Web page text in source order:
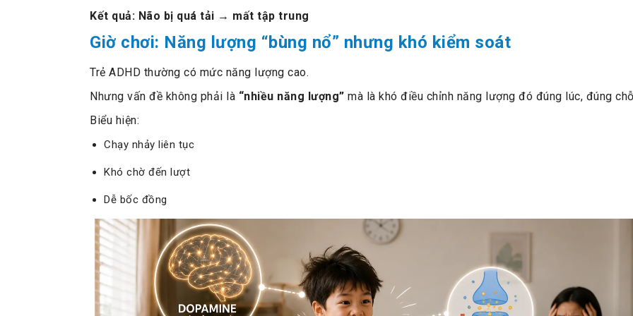
Kết quả: Não bị quá tải → mất tập trung
Giờ chơi: Năng lượng “bùng nổ” nhưng khó kiểm soát
Trẻ ADHD thường có mức năng lượng cao.
Nhưng vấn đề không phải là “nhiều năng lượng” mà là khó điều chỉnh năng lượng đó đúng lúc, đúng
Biểu hiện:
Chạy nhảy liên tục
Khó chờ đến lượt
Dễ bốc đồng